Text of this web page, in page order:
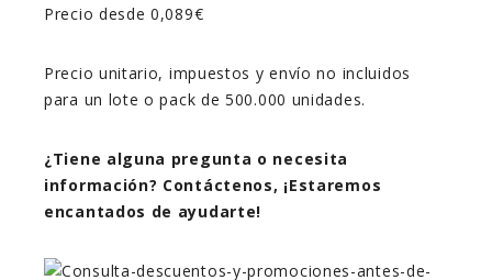
Precio desde 0,089€
Precio unitario, impuestos y envío no incluidos
para un lote o pack de 500.000 unidades.
¿Tiene alguna pregunta o necesita
información? Contáctenos, ¡Estaremos
encantados de ayudarte!